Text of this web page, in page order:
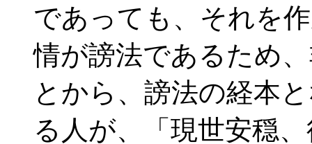
であっても、それを
情が謗法であるため
とから、謗法の経本
る人が、「現世安穏